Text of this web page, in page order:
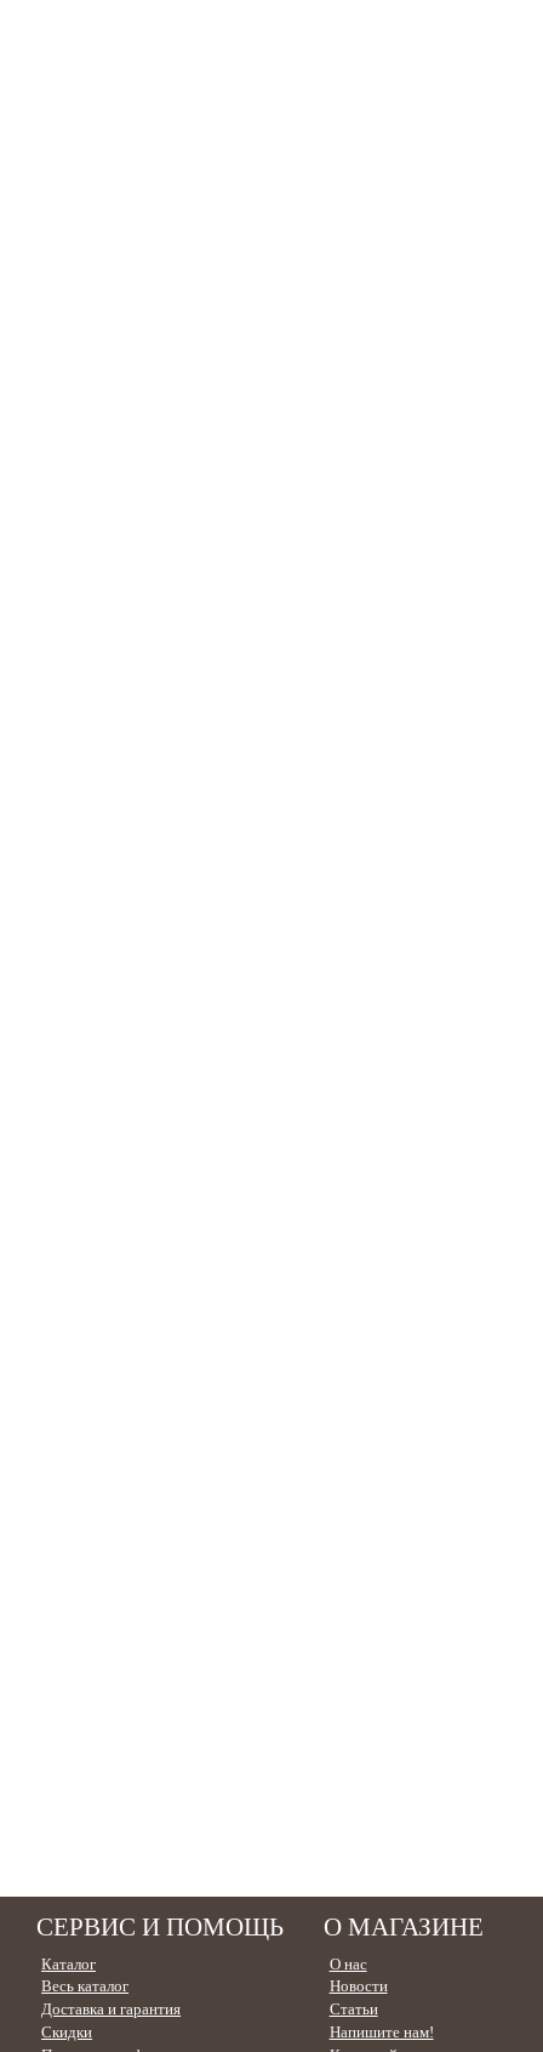
СЕРВИС И ПОМОЩЬ
Каталог
Весь каталог
Доставка и гарантия
Скидки
О МАГАЗИНЕ
О нас
Новости
Статьи
Напишите нам!